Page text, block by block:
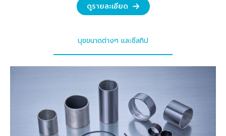
ดูรายละเอียด
บุชขนาดต่างๆ และซีลทิป